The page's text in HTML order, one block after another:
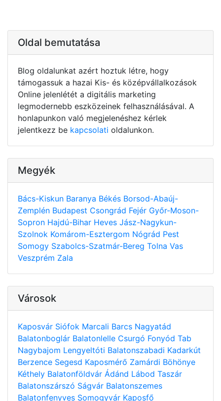
Oldal bemutatása
Blog oldalunkat azért hoztuk létre, hogy
támogassuk a hazai Kis- és középvállalkozások
Online jelenlétét a digitális marketing
legmodernebb eszközeinek felhasználásával. A
honlapunkon való megjelenéshez kérlek
jelentkezz be kapcsolati oldalunkon.
Megyék
Bács-Kiskun Baranya Békés Borsod-Abaúj-
Zemplén Budapest Csongrád Fejér Győr-Moson-
Sopron Hajdú-Bihar Heves Jász-Nagykun-
Szolnok Komárom-Esztergom Nógrád Pest
Somogy Szabolcs-Szatmár-Bereg Tolna Vas
Veszprém Zala
Városok
Kaposvár Siófok Marcali Barcs Nagyatád
Balatonboglár Balatonlelle Csurgó Fonyód Tab
Nagybajom Lengyeltóti Balatonszabadi Kadarkút
Berzence Segesd Kaposmérő Zamárdi Böhönye
Kéthely Balatonföldvár Ádánd Lábod Taszár
Balatonszárszó Ságvár Balatonszemes
Balatonfenyves Somogyvár Kaposfő